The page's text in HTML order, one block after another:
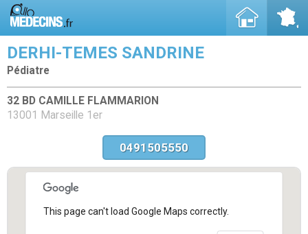
DERHI-TEMES SANDRINE
Pédiatre
32 BD CAMILLE FLAMMARION
13001 Marseille 1er
0491505550
This page can't load Google Maps correctly.